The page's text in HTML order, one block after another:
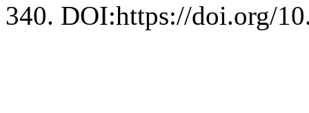
340. DOI:https://doi.org/